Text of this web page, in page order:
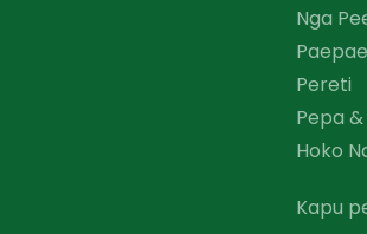
Nga
Pereti
Pepa
Hoko
Kapu